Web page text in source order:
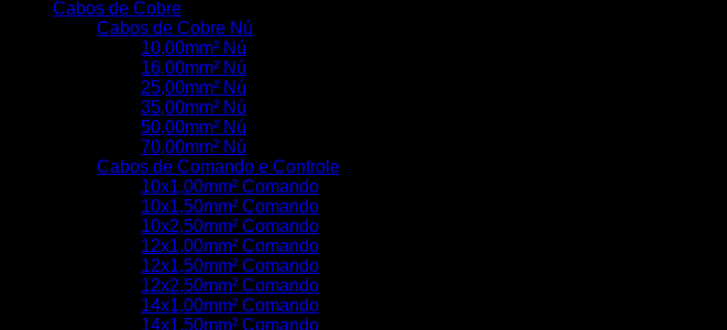
Cabos de Cobre
Cabos de Cobre Nú
10,00mm² Nú
16,00mm² Nú
25,00mm² Nú
35,00mm² Nú
50,00mm² Nú
70,00mm² Nú
Cabos de Comando e Controle
10x1,00mm² Comando
10x1,50mm² Comando
10x2,50mm² Comando
12x1,00mm² Comando
12x1,50mm² Comando
12x2,50mm² Comando
14x1,00mm² Comando
14x1,50mm² Comando